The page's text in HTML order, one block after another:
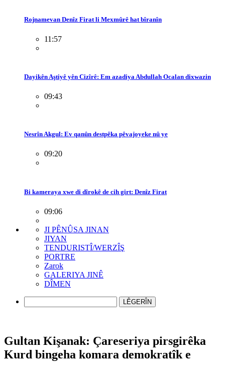
Rojnamevan Denîz Firat li Mexmûrê hat bîranîn
11:57
Dayikên Aştiyê yên Cizîrê: Em azadiya Abdullah Ocalan dixwazin
09:43
Nesrîn Akgul: Ev qanûn destpêka pêvajoyeke nû ye
09:20
Bi kameraya xwe di dîrokê de cih girt: Denîz Firat
09:06
JI PÊNÛSA JINAN
JIYAN
TENDURISTÎ/WERZÎŞ
PORTRE
Zarok
GALERIYA JINÊ
DÎMEN
LÊGERÎN
Gultan Kişanak: Çareseriya pirsgirêka
Kurd bingeha komara demokratîk e